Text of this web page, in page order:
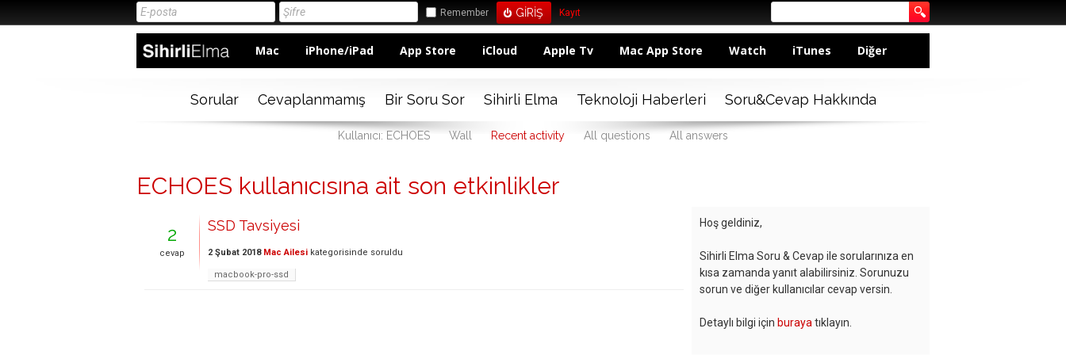
Remember Kayıt
Mac iPhone/iPad App Store iCloud Apple Tv Mac App Store Watch iTunes Diğer
Sorular Cevaplanmamış Bir Soru Sor Sihirli Elma Teknoloji Haberleri Soru&Cevap Hakkında
Kullanıcı: ECHOES Wall Recent activity All questions All answers
ECHOES kullanıcısına ait son etkinlikler
2
cevap
SSD Tavsiyesi
2 Şubat 2018 Mac Ailesi kategorisinde soruldu
macbook-pro-ssd
Hoş geldiniz,
Sihirli Elma Soru & Cevap ile sorularınıza en
kısa zamanda yanıt alabilirsiniz. Sorunuzu
sorun ve diğer kullanıcılar cevap versin.
Detaylı bilgi için buraya tıklayın.